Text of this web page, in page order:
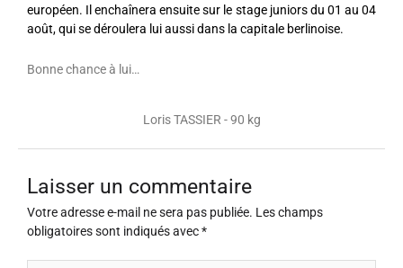
européen. Il enchaînera ensuite sur le stage juniors du 01 au 04
août, qui se déroulera lui aussi dans la capitale berlinoise.
Bonne chance à lui…
Loris TASSIER - 90 kg
Laisser un commentaire
Votre adresse e-mail ne sera pas publiée. Les champs
obligatoires sont indiqués avec*